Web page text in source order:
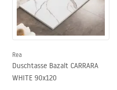
Rea
Duschtasse Bazalt CARRARA
WHITE 90x120